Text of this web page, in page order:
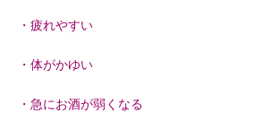
・疲れやすい
・体がかゆい
・急にお酒が弱くなる